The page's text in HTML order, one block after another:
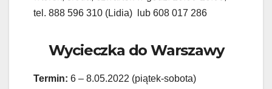
tel. 888 596 310 (Lidia) lub 608 017 286
Wycieczka do Warszawy
Termin: 6 – 8.05.2022 (piątek-sobota)